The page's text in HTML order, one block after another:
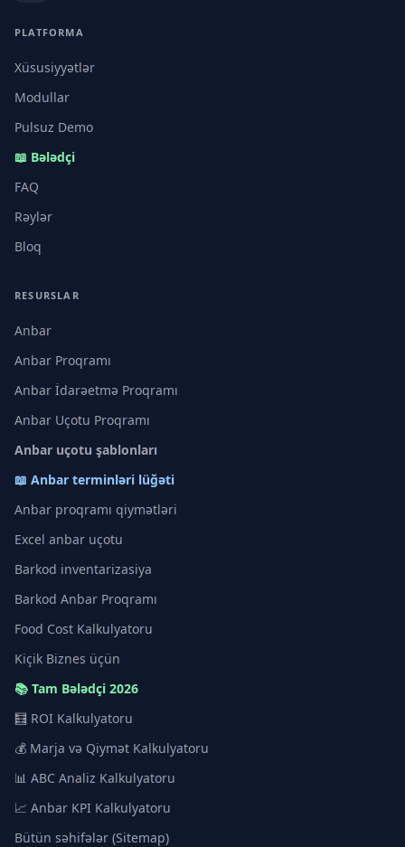
PLATFORMA
Xüsusiyyətlər
Modullar
Pulsuz Demo
📖 Bələdçi
FAQ
Rəylər
Bloq
RESURSLAR
Anbar
Anbar Proqramı
Anbar İdarəetmə Proqramı
Anbar Uçotu Proqramı
Anbar uçotu şablonları
📖 Anbar terminləri lüğəti
Anbar proqramı qiymətləri
Excel anbar uçotu
Barkod inventarizasiya
Barkod Anbar Proqramı
Food Cost Kalkulyatoru
Kiçik Biznes üçün
📚 Tam Bələdçi 2026
🧮 ROI Kalkulyatoru
💰 Marja və Qiymət Kalkulyatoru
📊 ABC Analiz Kalkulyatoru
📈 Anbar KPI Kalkulyatoru
Bütün səhifələr (Sitemap)